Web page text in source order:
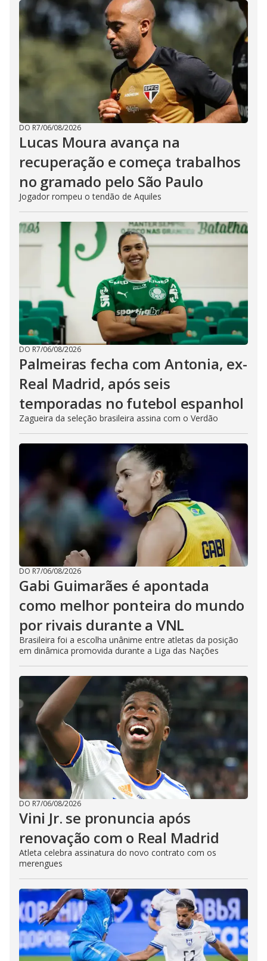
DO R7/06/08/2026
Lucas Moura avança na
recuperação e começa trabalhos
no gramado pelo São Paulo
Jogador rompeu o tendão de Aquiles
DO R7/06/08/2026
Palmeiras fecha com Antonia, ex-
Real Madrid, após seis
temporadas no futebol espanhol
Zagueira da seleção brasileira assina com o Verdão
DO R7/06/08/2026
Gabi Guimarães é apontada
como melhor ponteira do mundo
por rivais durante a VNL
Brasileira foi a escolha unânime entre atletas da posição
em dinâmica promovida durante a Liga das Nações
DO R7/06/08/2026
Vini Jr. se pronuncia após
renovação com o Real Madrid
Atleta celebra assinatura do novo contrato com os
merengues